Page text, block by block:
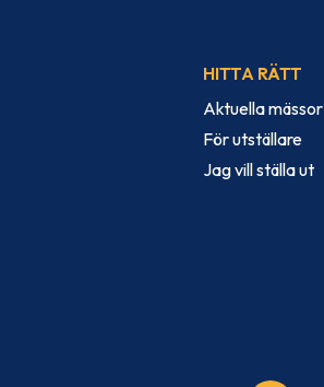
HITTA RÄTT
Aktuella mässor
För utställare
Jag vill ställa ut